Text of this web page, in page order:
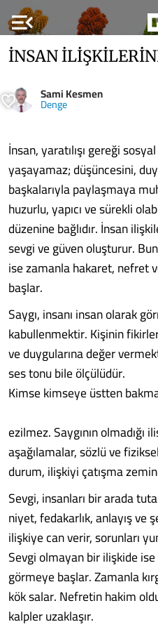
menu_open
İNSAN
Sami Kesmen
Denge
İnsan, yaratılışı gereği
yaşayamaz; düşüncesini,
başkalarıyla paylaşmaya
huzurlu, yapıcı ve sürekli
düzenine bağlıdır. İnsan
sevgi ve güven oluşturur.
ise zamanla hakaret, nefret
başlar.
Saygı, insanı insan olarak
kabullenmektir. Kişinin
ve duygularına değer
ses tonu bile ölçülüdür.
Kimse kimseye üstten
ezilmez. Saygının
aşağılamalar, sözlü ve
durum, ilişkiyi çatışma
Sevgi, insanları bir arada
niyet, fedakarlık, anlayış ve
ilişkiye can verir, sorunları
Sevgi olmayan bir ilişkide
görmeye başlar. Zamanla
kök salar. Nefretin hakim
kalpler uzaklaşır.